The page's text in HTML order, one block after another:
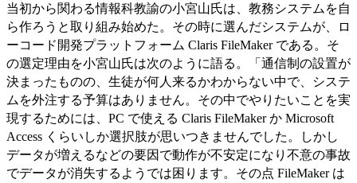
当初から関わる情報科教諭の小宮山氏は、教務システムを自
ら作ろうと取り組み始めた。その時に選んだシステムが、ロ
ーコード開発プラットフォーム Claris FileMaker である。そ
の選定理由を小宮山氏は次のように語る。「通信制の設置が
決まったものの、生徒が何人来るかわからない中で、システ
ムを外注する予算はありません。その中でやりたいことを実
現するためには、PC で使える Claris FileMaker か Microsoft
Access くらいしか選択肢が思いつきませんでした。しかし
データが増えるなどの要因で動作が不安定になり不意の事故
でデータが消失するようでは困ります。その点 FileMaker は